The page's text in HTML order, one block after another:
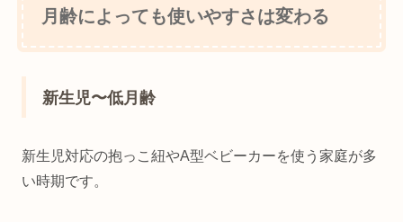
月齢によっても使いやすさは変わる
新生児〜低月齢
新生児対応の抱っこ紐やA型ベビーカーを使う家庭が多
い時期です。